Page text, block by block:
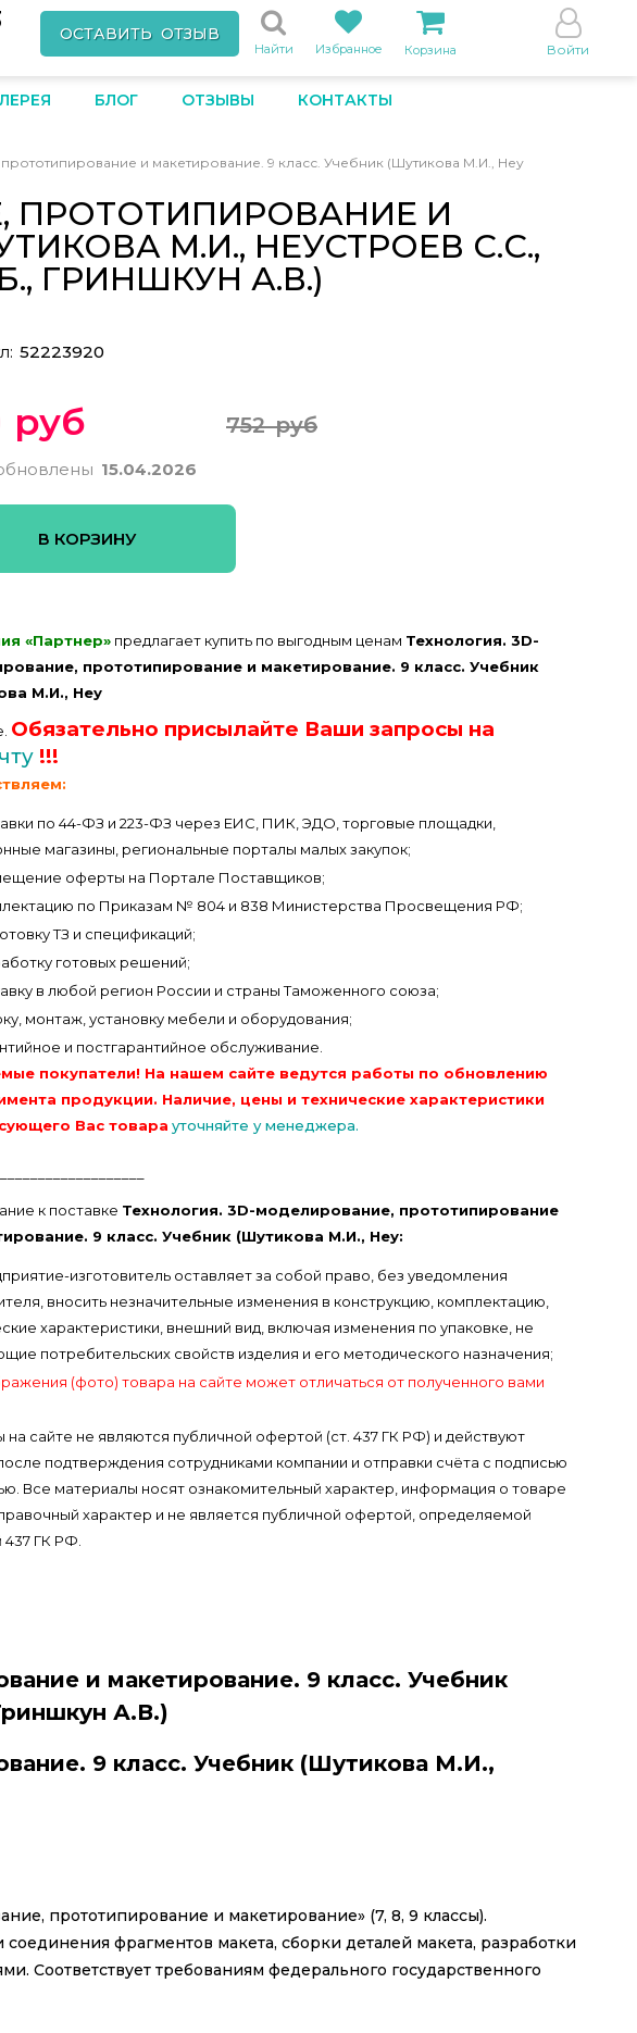
ОСТАВИТЬ ОТЗЫВ
Найти Избранное Корзина Войти
БЛОГ ОТЗЫВЫ КОНТАКТЫ
и макетирование. 9 класс. Учебник (Шутикова М.И., Неу
ПРОТОТИПИРОВАНИЕ И
М.И., НЕУСТРОЕВ С.С.,
ГРИНШКУН А.В.)
52223920
руб 752 руб
15.04.2026
В КОРЗИНУ
«Партнер» предлагает купить по выгодным ценам Технология. 3D-
прототипирование и макетирование. 9 класс. Учебник
М.И., Неу
Обязательно присылайте Ваши запросы на
!!!
по 44-ФЗ и 223-ФЗ через ЕИС, ПИК, ЭДО, торговые площадки,
магазины, региональные порталы малых закупок;
оферты на Портале Поставщиков;
по Приказам № 804 и 838 Министерства Просвещения РФ;
ТЗ и спецификаций;
готовых решений;
в любой регион России и страны Таможенного союза;
монтаж, установку мебели и оборудования;
и постгарантийное обслуживание.
покупатели! На нашем сайте ведутся работы по обновлению
продукции. Наличие, цены и технические характеристики
Вас товара уточняйте у менеджера.
к поставке Технология. 3D-моделирование, прототипирование
9 класс. Учебник (Шутикова М.И., Неу:
изготовитель оставляет за собой право, без уведомления
вносить незначительные изменения в конструкцию, комплектацию,
характеристики, внешний вид, включая изменения по упаковке, не
потребительских свойств изделия и его методического назначения;
(фото) товара на сайте может отличаться от полученного вами
на сайте не являются публичной офертой (ст. 437 ГК РФ) и действуют
подтверждения сотрудниками компании и отправки счёта с подписью
Все материалы носят ознакомительный характер, информация о товаре
характер и не является публичной офертой, определяемой
437 ГК РФ.
и макетирование. 9 класс. Учебник
А.В.)
9 класс. Учебник (Шутикова М.И.,
прототипирование и макетирование» (7, 8, 9 классы).
фрагментов макета, сборки деталей макета, разработки
Соответствует требованиям федерального государственного